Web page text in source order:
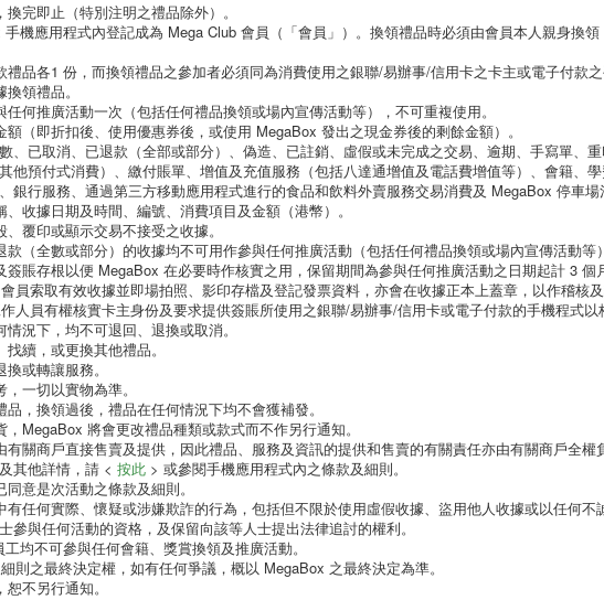
完即止（特別注明之禮品除外）。
機應用程式內登記成為 Mega Club 會員（「會員」）。換領禮品時必須由會員本人親身換
品各1 份，而換領禮品之參加者必須同為消費使用之銀聯/易辦事/信用卡之卡主或電子付款之
領禮品。
何推廣活動一次（包括任何禮品換領或場內宣傳活動等），不可重複使用。
（即折扣後、使用優惠券後，或使用 MegaBox 發出之現金券後的剩餘金額）。
、已取消、已退款（全部或部分）、偽造、已註銷、虛假或未完成之交易、逾期、手寫單、
他預付式消費）、繳付賬單、增值及充值服務（包括八達通增值及電話費增值等）、會籍、
銀行服務、通過第三方移動應用程式進行的食品和飲料外賣服務交易消費及 MegaBox 停車場
收據日期及時間、編號、消費項目及金額（港幣）。
覆印或顯示交易不接受之收據。
（全數或部分）的收據均不可用作參與任何推廣活動（包括任何禮品換領或場內宣傳活動等
賬存根以便 MegaBox 在必要時作核實之用，保留期間為參與任何推廣活動之日期起計 3 個
員索取有效收據並即場拍照、影印存檔及登記發票資料，亦會在收據正本上蓋章，以作稽核及
人員有權核實卡主身份及要求提供簽賬所使用之銀聯/易辦事/信用卡或電子付款的手機程式以
況下，均不可退回、退換或取消。
續，或更換其他禮品。
或轉讓服務。
一切以實物為準。
，換領過後，禮品在任何情況下均不會獲補發。
MegaBox 將會更改禮品種類或款式而不作另行通知。
關商戶直接售賣及提供，因此禮品、服務及資訊的提供和售賣的有關責任亦由有關商戶全權
其他詳情，請 < 按此 > 或參閱手機應用程式內之條款及細則。
意是次活動之條款及細則。
有任何實際、懷疑或涉嫌欺詐的行為，包括但不限於使用虛假收據、盜用他人收據或以任何
參與任何活動的資格，及保留向該等人士提出法律追討的權利。
均不可參與任何會籍、獎賞換領及推廣活動。
則之最終決定權，如有任何爭議，概以 MegaBox 之最終決定為準。
不另行通知。